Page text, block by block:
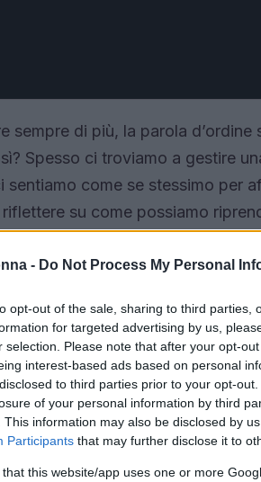
- Do Not Process My Personal
opt-out of the sale, sharing to third parties,
for targeted advertising by us,
selection. Please note that after your opt-
interest-based ads based on personal
to third parties prior to your opt-
of your personal information by third
This information may also be disclosed by
Participants that may further disclose it to
that this website/app uses one or more
sempre di più, la parola d’ordine
Spesso ci troviamo a gestire
come se stessimo per
su come possiamo
la nostra presenza nella
noi, si sentono sopraffatte e
di efficienza, ma di